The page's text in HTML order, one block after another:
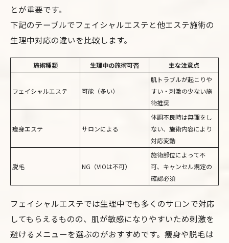
とが重要です。
下記のテーブルでフェイシャルエステと他エステ施術の
生理中対応の違いを比較します。
施術種類 生理中の施術可否 主な注意点
フェイシャルエステ 可能（多い）
肌トラブルが起こりや
すい・刺激の少ない施
術推奨
痩身エステ サロンによる
体調不良時は無理をし
ない、施術内容により
対応変動
脱毛 NG（VIOは不可）
施術部位によって不
可、キャンセル規定の
確認必須
フェイシャルエステでは生理中でも多くのサロンで対応
してもらえるものの、肌が敏感になりやすいため刺激を
避けるメニューを選ぶのがおすすめです。痩身や脱毛は